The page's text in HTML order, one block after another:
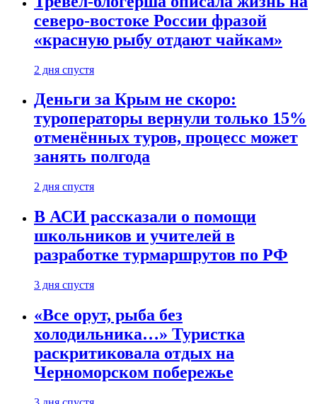
северо-востоке России фразой
«красную рыбу отдают чайкам»
2 дня спустя
Деньги за Крым не скоро:
туроператоры вернули только 15%
отменённых туров, процесс может
занять полгода
2 дня спустя
В АСИ рассказали о помощи
школьников и учителей в
разработке турмаршрутов по РФ
3 дня спустя
«Все орут, рыба без
холодильника…» Туристка
раскритиковала отдых на
Черноморском побережье